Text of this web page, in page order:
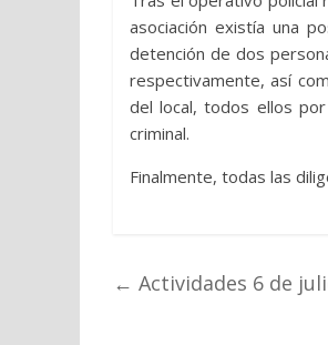
asociación existía una
detención de dos
respectivamente, así
del local, todos ellos
criminal.
Finalmente, todas las
← Actividades 6 de